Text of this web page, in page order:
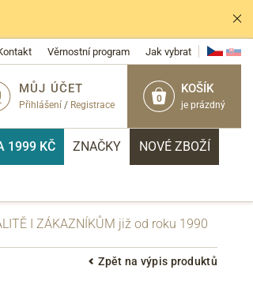
Věrnostní program Jak vybrat
0
KOŠÍK
je prázdný
MŮJ ÚČET
Přihlášení / Registrace
1999 KČ ZNAČKY NOVÉ ZBOŽÍ
I ZÁKAZNÍKŮM již od roku 1990
Zpět na výpis produktů